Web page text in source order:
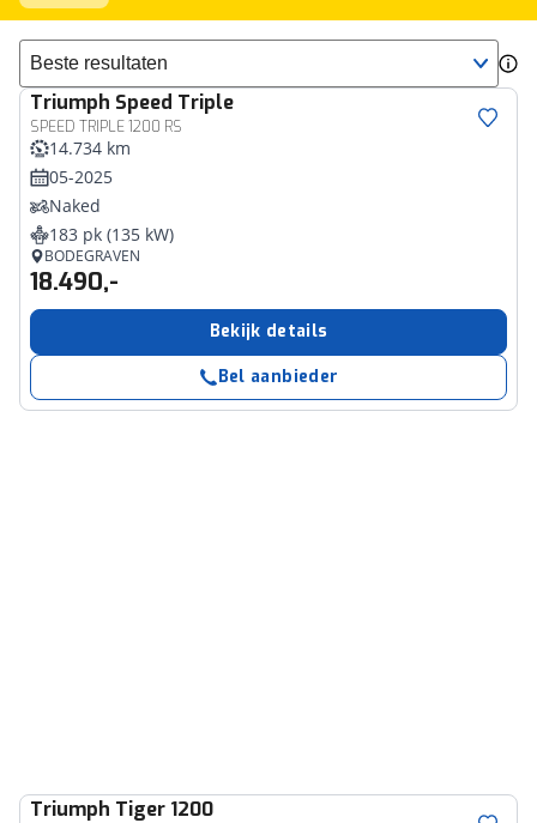
Sorteer resultaten
Triumph Speed Triple
SPEED TRIPLE 1200 RS
14.734 km
05-2025
Naked
183 pk (135 kW)
BODEGRAVEN
18.490,-
Bekijk details
Bel aanbieder
Triumph Tiger 1200